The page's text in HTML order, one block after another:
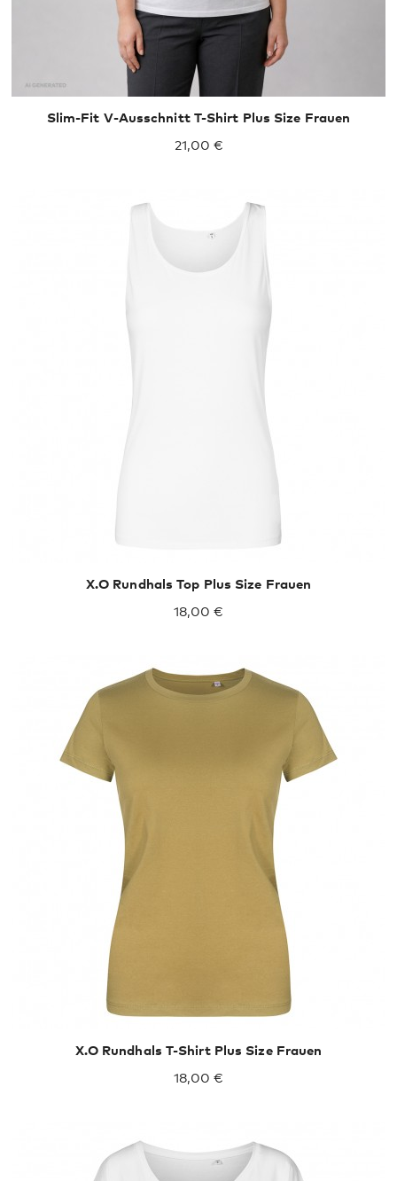
Slim-Fit V-Ausschnitt T-Shirt Plus Size Frauen
21,00 €
X.O Rundhals Top Plus Size Frauen
18,00 €
X.O Rundhals T-Shirt Plus Size Frauen
18,00 €